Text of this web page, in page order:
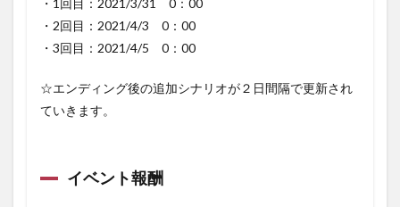
・1回目：2021/3/31 0：00
・2回目：2021/4/3 0：00
・3回目：2021/4/5 0：00
☆エンディング後の追加シナリオが２日間隔で更新され
ていきます。
イベント報酬